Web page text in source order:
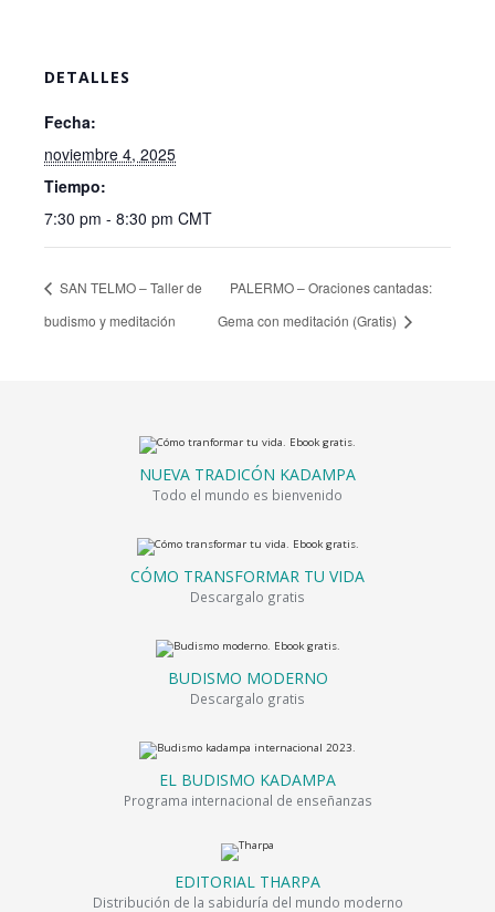
DETALLES
Fecha:
noviembre 4, 2025
Tiempo:
7:30 pm - 8:30 pm CMT
SAN TELMO – Taller de
budismo y meditación
PALERMO – Oraciones cantadas:
Gema con meditación (Gratis)
NUEVA TRADICÓN KADAMPA
Todo el mundo es bienvenido
CÓMO TRANSFORMAR TU VIDA
Descargalo gratis
BUDISMO MODERNO
Descargalo gratis
EL BUDISMO KADAMPA
Programa internacional de enseñanzas
EDITORIAL THARPA
Distribución de la sabiduría del mundo moderno